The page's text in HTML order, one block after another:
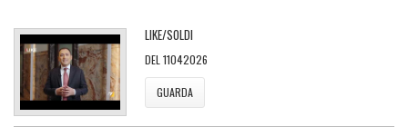
LIKE/SOLDI
DEL 11042026
GUARDA